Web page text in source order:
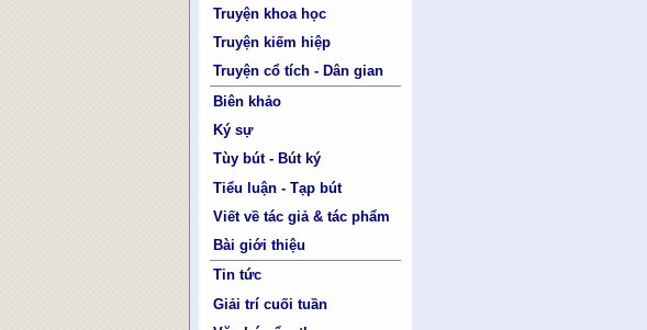
Truyện khoa học
Truyện kiếm hiệp
Truyện cổ tích - Dân gian
Biên khảo
Ký sự
Tùy bút - Bút ký
Tiểu luận - Tạp bút
Viết về tác giả & tác phẩm
Bài giới thiệu
Tin tức
Giải trí cuối tuần